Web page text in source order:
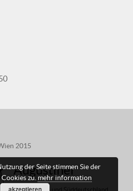
2015
Augustiner
der Seite stimmen Sie der
zu. mehr information
akzeptieren